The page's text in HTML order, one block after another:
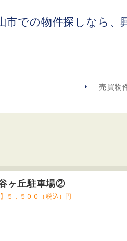
市での物件探しなら、
売買物
ヶ丘駐車場②
５，５００（税込）円